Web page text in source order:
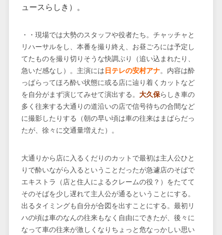
ュースらしき）。
・・現場では大勢のスタッフや役者たち。チャッチャと
リハーサルをし、本番を撮り終え、お昼ごろには予定し
てたものを撮り切りそうな快調ぶり（追い込まれたり、
急いだ感なし）。主演には 日テレの安村アナ。内容は酔
っぱらってほろ酔い状態に或る店に辿り着くカットなど
を自分がまず演じてみせて演出する。 大久保らしき車の
多く往来する大通りの道沿いの店で信号待ちの合間など
に撮影したりする（朝の早い頃は車の往来はまばらだっ
たが、徐々に交通量増えた）。
大通りから店に入るくだりのカットで最初は主人公ひと
りで酔いながら入るということだったが急遽店のそばで
エキストラ（店と住人によるクレームの役？）をたてて
そのそばを少し遅れて主人公が通るということにする。
出るタイミングも自分が合図を出すことにする。最初リ
ハの頃は車のなんの往来もなく自由にできたが、後々に
なって車の往来が激しくなりちょっと危なっかしい思い